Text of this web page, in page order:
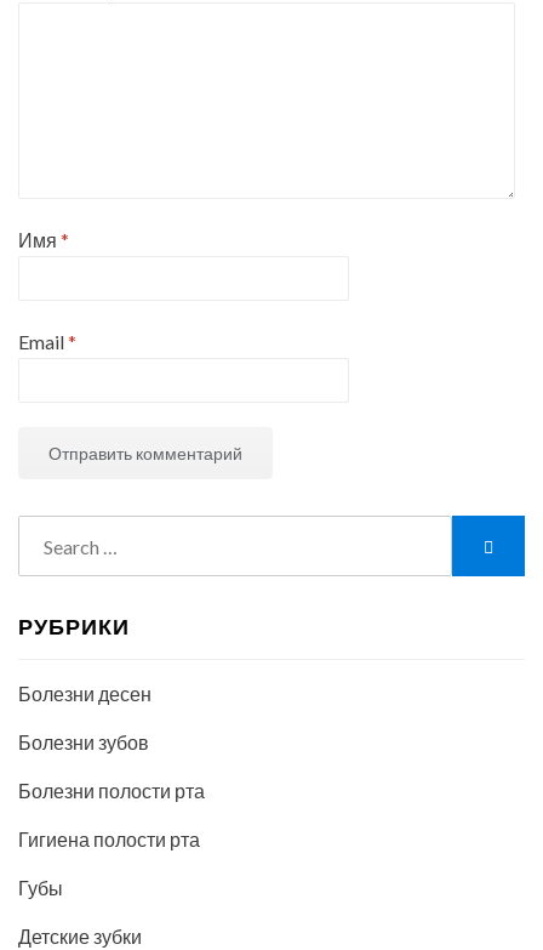
Имя *
Email*
for:
РУБРИКИ
Болезни десен
Болезни зубов
Болезни полости рта
Гигиена полости рта
Губы
Детские зубки